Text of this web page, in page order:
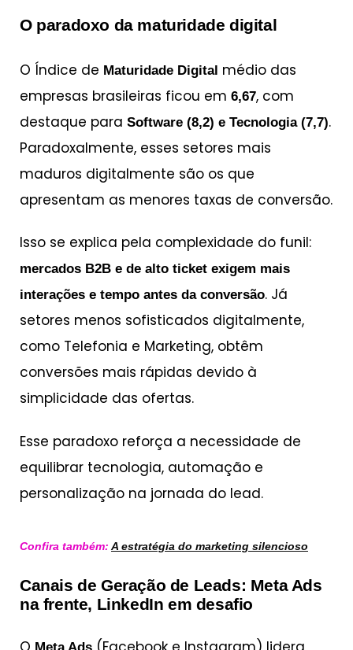
O paradoxo da maturidade digital
O Índice de Maturidade Digital médio das
empresas brasileiras ficou em 6,67, com
destaque para Software (8,2) e Tecnologia (7,7).
Paradoxalmente, esses setores mais
maduros digitalmente são os que
apresentam as menores taxas de conversão.
Isso se explica pela complexidade do funil:
mercados B2B e de alto ticket exigem mais
interações e tempo antes da conversão. Já
setores menos sofisticados digitalmente,
como Telefonia e Marketing, obtêm
conversões mais rápidas devido à
simplicidade das ofertas.
Esse paradoxo reforça a necessidade de
equilibrar tecnologia, automação e
personalização na jornada do lead.
Confira também: A estratégia do marketing silencioso
Canais de Geração de Leads: Meta Ads
na frente, LinkedIn em desafio